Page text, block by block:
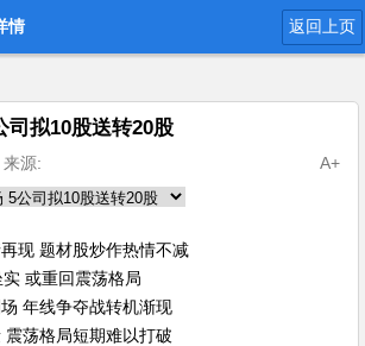
情 返回上页
司拟10股送转20股
源: A+
题材股炒作热情不减
或重回震荡格局
年线争夺战转机渐现
荡格局短期难以打破